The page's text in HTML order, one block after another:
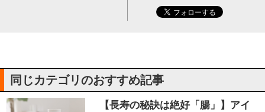
同じカテゴリのおすすめ記事
【長寿の秘訣は絶好「腸」】アイ